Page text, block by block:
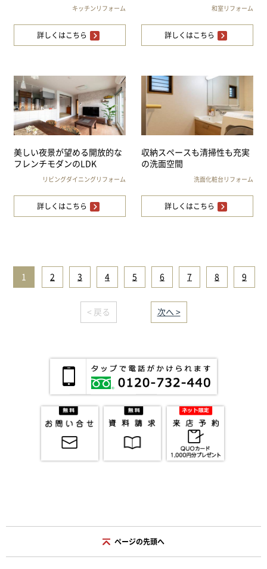
キッチンリフォーム
詳しくはこちら
和室リフォーム
詳しくはこちら
美しい夜景が望める開放的な
フレンチモダンのLDK
リビングダイニングリフォーム
詳しくはこちら
収納スペースも清掃性も充実
の洗面空間
洗面化粧台リフォーム
詳しくはこちら
1 2 3 4 5 6 7 8 9
< 戻る 次へ >
ページの先頭へ